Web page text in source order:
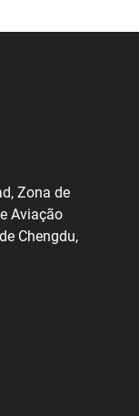
Zona de
Aviação
Chengdu,